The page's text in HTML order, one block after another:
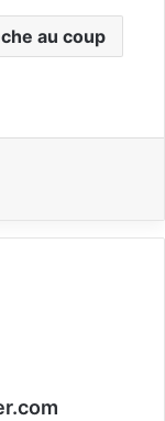
au coup